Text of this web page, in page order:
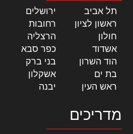
תל אביב ירושלים
ראשון לציון
רחובות
חולון
הרצליה
אשדוד
כפר סבא
הוד השרון
בני ברק
בת ים
אשקלון
ראש העין
יבנה
מדריכים